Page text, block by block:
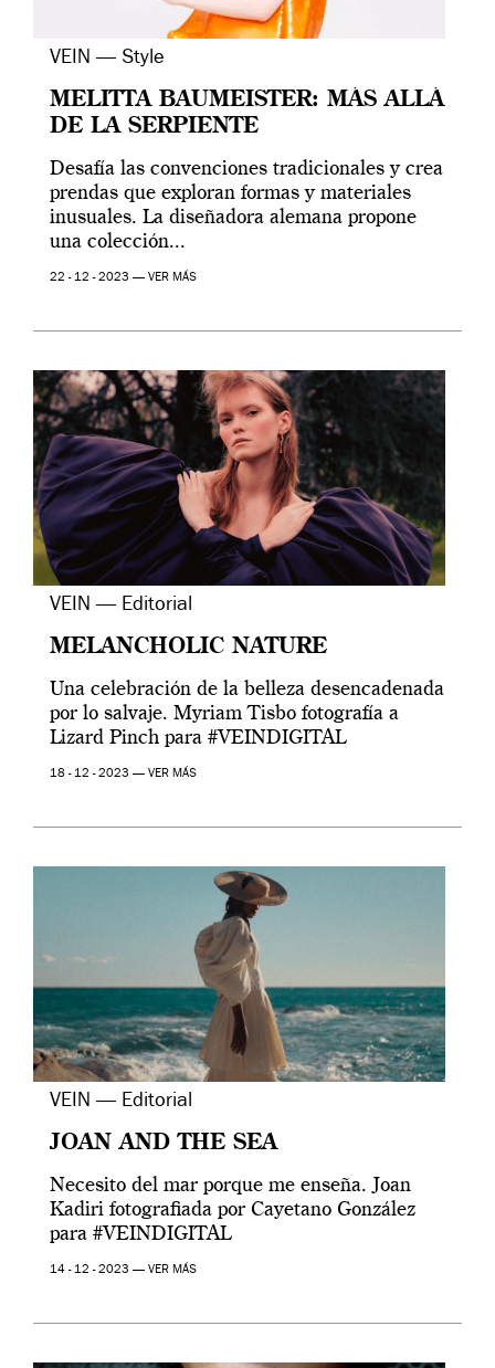
VEIN — Style
MELITTA BAUMEISTER: MÁS ALLÁ
DE LA SERPIENTE
Desafía las convenciones tradicionales y crea
prendas que exploran formas y materiales
inusuales. La diseñadora alemana propone
una colección...
22 - 12 - 2023 — VER MÁS
VEIN — Editorial
MELANCHOLIC NATURE
Una celebración de la belleza desencadenada
por lo salvaje. Myriam Tisbo fotografía a
Lizard Pinch para #VEINDIGITAL
18 - 12 - 2023 — VER MÁS
VEIN — Editorial
JOAN AND THE SEA
Necesito del mar porque me enseña. Joan
Kadiri fotografiada por Cayetano González
para #VEINDIGITAL
14 - 12 - 2023 — VER MÁS